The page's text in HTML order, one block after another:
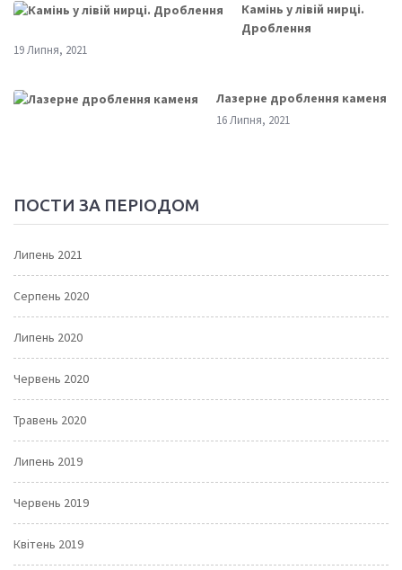
Камінь у лівій нирці.
Дроблення
19 Липня, 2021
Лазерне дроблення каменя
16 Липня, 2021
ПОСТИ ЗА ПЕРІОДОМ
Липень 2021
Серпень 2020
Липень 2020
Червень 2020
Травень 2020
Липень 2019
Червень 2019
Квітень 2019